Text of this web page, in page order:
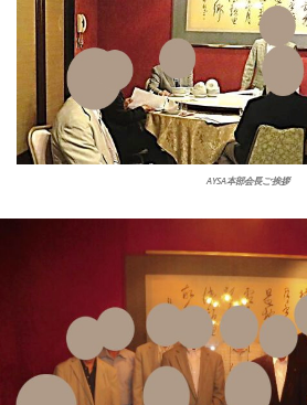
AYSA本部会長ご挨拶